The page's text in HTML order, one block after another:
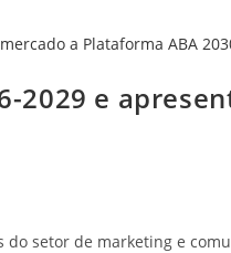
2029 e
setor de marketing e